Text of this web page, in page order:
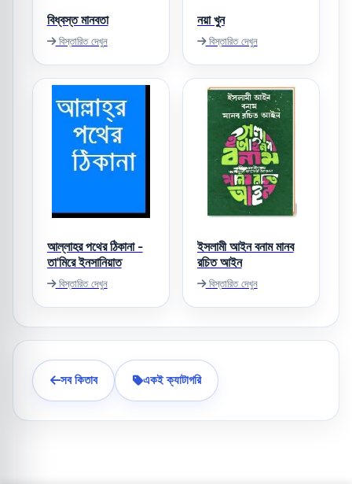
বিধ্বস্ত মানবতা
বিস্তারিত দেখুন
নয়া খুন
বিস্তারিত দেখুন
আল্লাহর পথের ঠিকানা -
তা'মিরে ইনসানিয়াত
বিস্তারিত দেখুন
ইসলামী আইন বনাম মানব
রচিত আইন
বিস্তারিত দেখুন
সব কিতাব একই ক্যাটাগরি